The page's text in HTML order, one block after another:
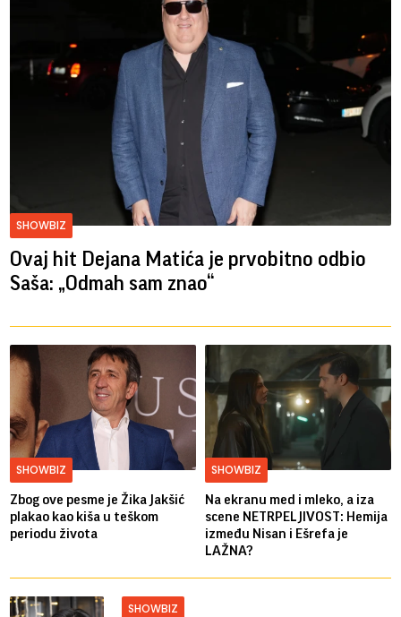
SHOWBIZ
Ovaj hit Dejana Matića je prvobitno odbio
Saša: „Odmah sam znao“
SHOWBIZ
Zbog ove pesme je Žika Jakšić
plakao kao kiša u teškom
periodu života
SHOWBIZ
Na ekranu med i mleko, a iza
scene NETRPELJIVOST: Hemija
između Nisan i Ešrefa je
LAŽNA?
SHOWBIZ